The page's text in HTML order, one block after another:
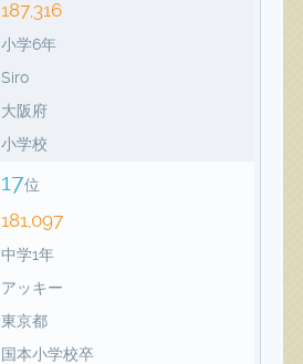
187,316
小学6年
Siro
大阪府
小学校
17位
181,097
中学1年
アッキー
東京都
国本小学校卒